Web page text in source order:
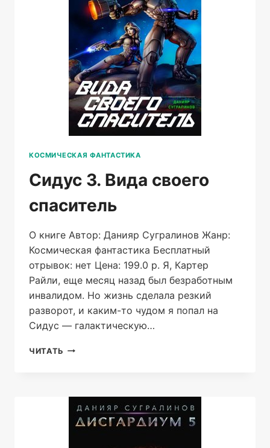
КОСМИЧЕСКАЯ ФАНТАСТИКА
Сидус 3. Вида своего
спаситель
О книге Автор: Данияр Сугралинов Жанр:
Космическая фантастика Бесплатный
отрывок: нет Цена: 199.0 р. Я, Картер
Райли, еще месяц назад был безработным
инвалидом. Но жизнь сделала резкий
разворот, и каким-то чудом я попал на
Сидус — галактическую…
ЧИТАТЬ СИДУС
СПАСИТЕЛЬ